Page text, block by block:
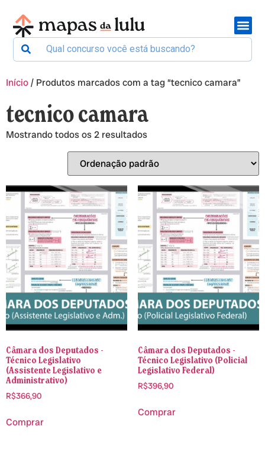
Início/ Produtos marcados com a tag “tecnico camara”
tecnico camara
Mostrando todos os 2 resultados
Câmara dos Deputados -
Técnico Legislativo
(Assistente Legislativo e
Administrativo)
R$366,90
Comprar
Câmara dos Deputados -
Técnico Legislativo (Policial
Legislativo Federal)
R$396,90
Comprar